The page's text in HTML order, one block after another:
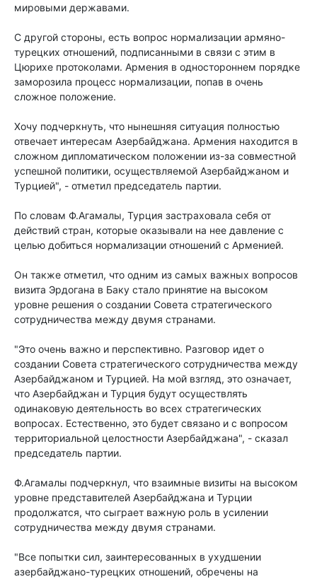
мировыми державами.
С другой стороны, есть вопрос нормализации армяно-
турецких отношений, подписанными в связи с этим в
Цюрихе протоколами. Армения в одностороннем порядке
заморозила процесс нормализации, попав в очень
сложное положение.
Хочу подчеркнуть, что нынешняя ситуация полностью
отвечает интересам Азербайджана. Армения находится в
сложном дипломатическом положении из-за совместной
успешной политики, осуществляемой Азербайджаном и
Турцией", - отметил председатель партии.
По словам Ф.Агамалы, Турция застраховала себя от
действий стран, которые оказывали на нее давление с
целью добиться нормализации отношений с Арменией.
Он также отметил, что одним из самых важных вопросов
визита Эрдогана в Баку стало принятие на высоком
уровне решения о создании Совета стратегического
сотрудничества между двумя странами.
"Это очень важно и перспективно. Разговор идет о
создании Совета стратегического сотрудничества между
Азербайджаном и Турцией. На мой взгляд, это означает,
что Азербайджан и Турция будут осуществлять
одинаковую деятельность во всех стратегических
вопросах. Естественно, это будет связано и с вопросом
территориальной целостности Азербайджана", - сказал
председатель партии.
Ф.Агамалы подчеркнул, что взаимные визиты на высоком
уровне представителей Азербайджана и Турции
продолжатся, что сыграет важную роль в усилении
сотрудничества между двумя странами.
"Все попытки сил, заинтересованных в ухудшении
азербайджано-турецких отношений, обречены на